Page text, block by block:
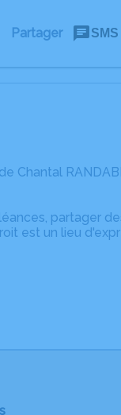
Partager SMS
Chantal
partager
est un lieu